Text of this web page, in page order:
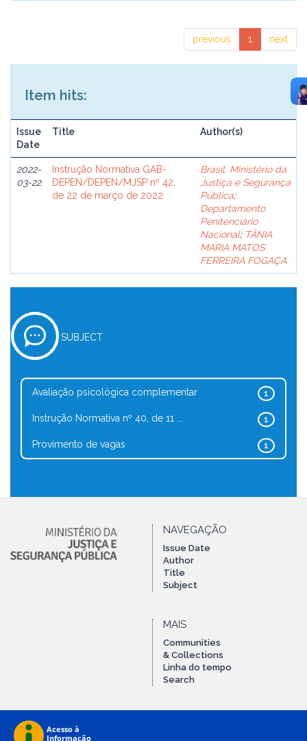
previous 1 next
Item hits:
Issue
Date
Title Author(s)
2022-
03-22
Instrução Normativa GAB-
DEPEN/DEPEN/MJSP nº 42,
de 22 de março de 2022
Brasil. Ministério da
Justiça e Segurança
Pública;
Departamento
Penitenciário
Nacional; TÂNIA
MARIA MATOS
FERREIRA FOGAÇA
SUBJECT
1
Avaliação psicológica complementar
1
Instrução Normativa nº 40, de 11 ...
1
Provimento de vagas
NAVEGAÇÃO
Issue Date
Author
Title
Subject
MAIS
Communities
& Collections
Linha do tempo
Search